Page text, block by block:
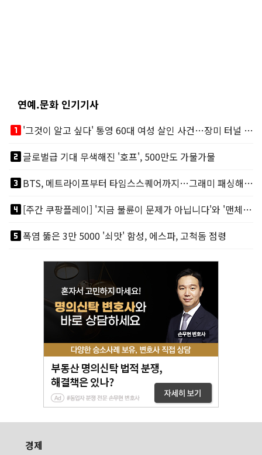
연예.문화 인기기사
looks_one
'그것이 알고 싶다' 통영 60대 여성 살인 사건…장미 터널 아래 킬러, 누구냐 넌?
looks_two글로벌급 기대 무색해진 '호프', 500만도 가물가물
looks_3
BTS, 메트라이프부터 타임스스퀘어까지…그래미 패싱해도 미 대륙 꿀꺽
looks_4
[주간 쿠팡플레이] '지금 불륜이 문제가 아닙니다'와 '맨체스터 시티 VS 아틀레티코 마드리드 빅매치'
looks_5폭염 뚫은 3만 5000 '쇠맛' 함성, 에스파, 고척돔 점령
경제